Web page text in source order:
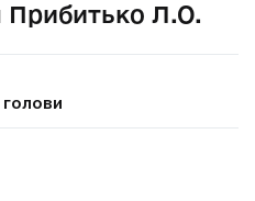
Прибитько Л.О.